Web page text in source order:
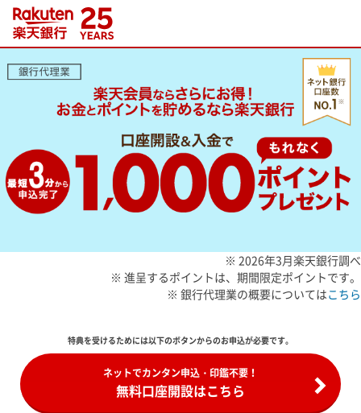
※ 2026年3月楽天銀行調べ
※ 進呈するポイントは、期間限定ポイントです。
※ 銀行代理業の概要についてはこちら
特典を受けるためには以下のボタンからのお申込が必要です。
ネットでカンタン申込・印鑑不要！
無料口座開設はこちら